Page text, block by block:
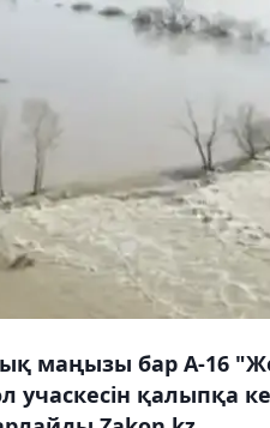
маңызы бар А-16
қалыпқа